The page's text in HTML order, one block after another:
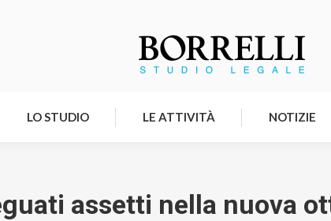
LO STUDIO LE ATTIVITÀ NOTIZIE
assetti nella nuova
LO STUDIO LE